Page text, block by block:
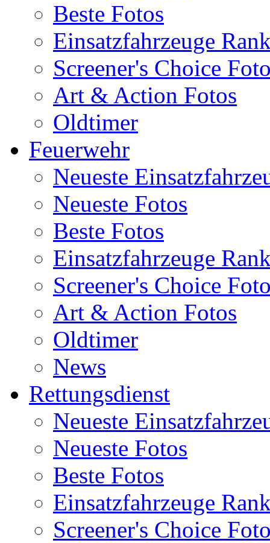
Beste Fotos
Einsatzfahrzeuge
Screener's Choice
Art & Action Fotos
Oldtimer
Feuerwehr
Neueste
Neueste Fotos
Beste Fotos
Einsatzfahrzeuge
Screener's Choice
Art & Action Fotos
Oldtimer
News
Rettungsdienst
Neueste
Neueste Fotos
Beste Fotos
Einsatzfahrzeuge
Screener's Choice